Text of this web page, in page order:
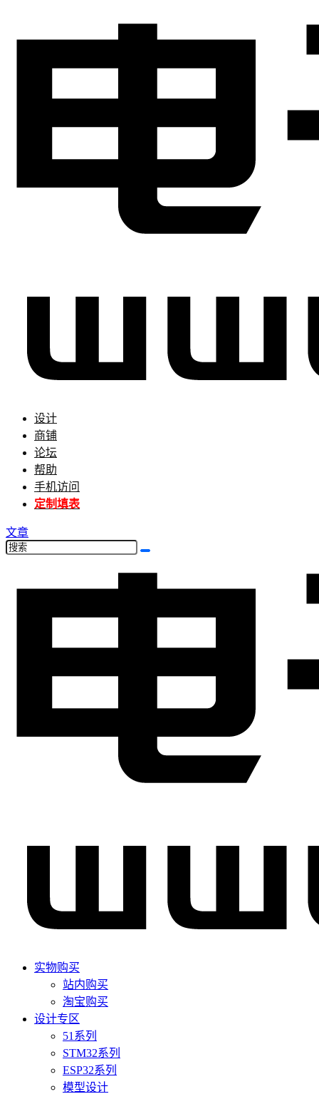
设计
商铺
论坛
帮助
手机访问
定制填表
文章
实物购买
站内购买
淘宝购买
设计专区
51系列
STM32系列
ESP32系列
模型设计